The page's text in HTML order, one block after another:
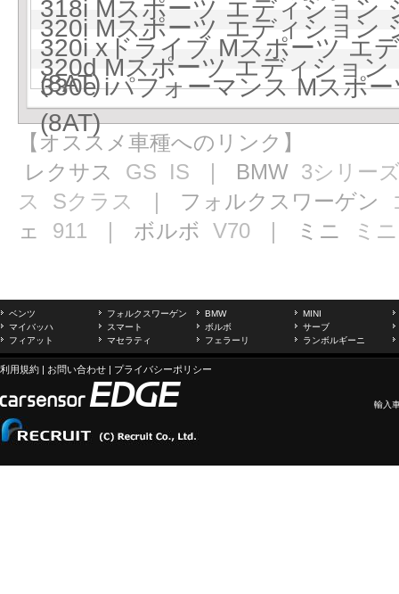
318i Mスポーツ エディショ
320i Mスポーツ エディショ
320i xドライブ Mスポーツ
(8AT)
320d Mスポーツ エディショ
330e iパフォーマンス Mスポ
(8AT)
【オススメ車種へのリンク】
レクサス GS IS ｜ BMW 3シリー
ス
Sクラス ｜ フォルクスワーゲン
ェ 911 ｜ ボルボ V70 ｜ ミニ ミニ
ベンツ フォルクスワーゲン BMW
MINI
マイバッハ
スマート ボルボ
サーブ
フィアット
マセラティ フェラーリ ランボルギーニ
利用規約 | お問い合わせ | プライバシーポリシー
輸入